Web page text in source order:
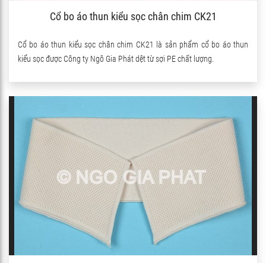
Cổ bo áo thun kiểu sọc chân chim CK21
Cổ bo áo thun kiểu sọc chân chim CK21 là sản phẩm cổ bo áo thun
kiểu sọc được Công ty Ngô Gia Phát dệt từ sợi PE chất lượng.